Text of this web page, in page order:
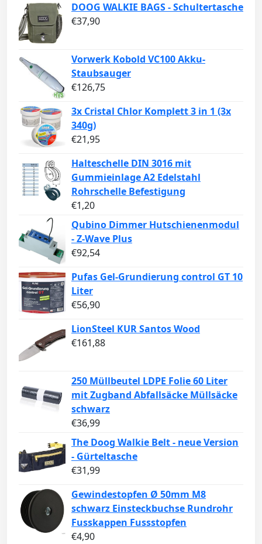
DOOG WALKIE BAGS - Schultertasche
€37,90
Vorwerk Kobold VC100 Akku-
Staubsauger
€126,75
3x Cristal Chlor Komplett 3 in 1 (3x
340g)
€21,95
Halteschelle DIN 3016 mit
Gummieinlage A2 Edelstahl
Rohrschelle Befestigung
€1,20
Qubino Dimmer Hutschienenmodul
- Z-Wave Plus
€92,54
Pufas Gel-Grundierung control GT 10
Liter
€56,90
LionSteel KUR Santos Wood
€161,88
250 Müllbeutel LDPE Folie 60 Liter
mit Zugband Abfallsäcke Müllsäcke
schwarz
€36,99
The Doog Walkie Belt - neue Version
- Gürteltasche
€31,99
Gewindestopfen Ø 50mm M8
schwarz Einsteckbuchse Rundrohr
Fusskappen Fussstopfen
€4,90